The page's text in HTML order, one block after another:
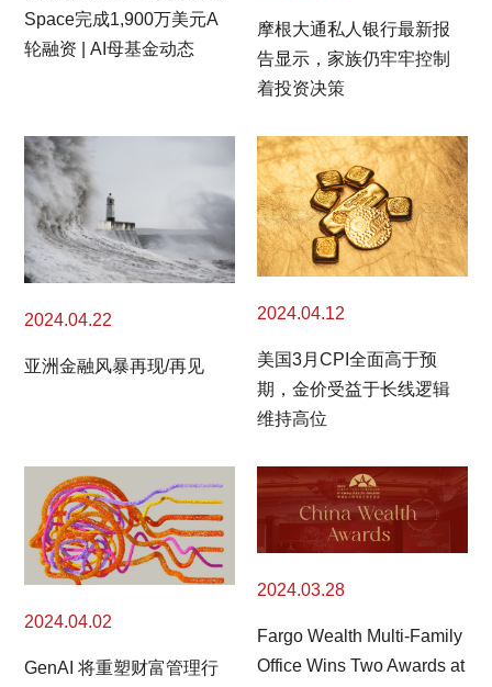
Space完成1,900万美元A
轮融资 | AI母基金动态
摩根大通私人银行最新报
告显示，家族仍牢牢控制
着投资决策
2024.04.22
亚洲金融风暴再现/再见
2024.04.12
美国3月CPI全面高于预
期，金价受益于长线逻辑
维持高位
2024.04.02
GenAI 将重塑财富管理行
2024.03.28
Fargo Wealth Multi-Family
Office Wins Two Awards at